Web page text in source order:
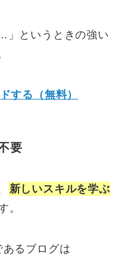
」というときの強い
する（無料）
要
新しいスキルを学ぶ
。
あるブログは